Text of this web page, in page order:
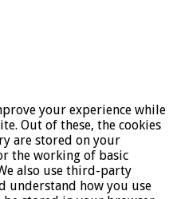
your experience while
Out of these, the cookies
are stored on your
the working of basic
also use third-party
understand how you use